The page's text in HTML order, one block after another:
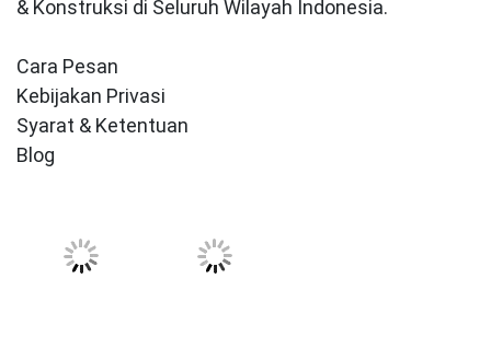
& Konstruksi di Seluruh Wilayah Indonesia.
Cara Pesan
Kebijakan Privasi
Syarat & Ketentuan
Blog